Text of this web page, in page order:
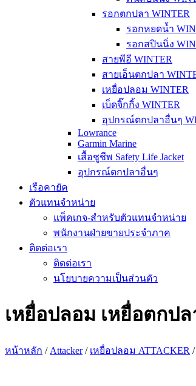
รอกตกปลา WINTER
รอกหยดน้ำ
รอกสปินนิ่ง
สายพีอี WINTER
สายเอ็นตกปลา
เหยื่อปลอม WINTER
เบ็ดจิ๊กกิ้ง WINTER
อุปกรณ์ตกปลาอื่นๆ
Lowrance
Garmin Marine
เสื้อชูชีพ Safety Life Jacket
อุปกรณ์ตกปลาอื่นๆ
เรือคายัค
ตัวแทนจำหน่าย
แพ็คเกจ-สำหรับตัวแทนจำหน่าย
พนักงานฝ่ายขายประจำภาค
ติดต่อเรา
ติดต่อเรา
นโยบายความเป็นส่วนตัว
เหยื่อปลอม เหยื่อตกปล
หน้าหลัก / Attacker/ เหยื่อปลอม ATTACKER /